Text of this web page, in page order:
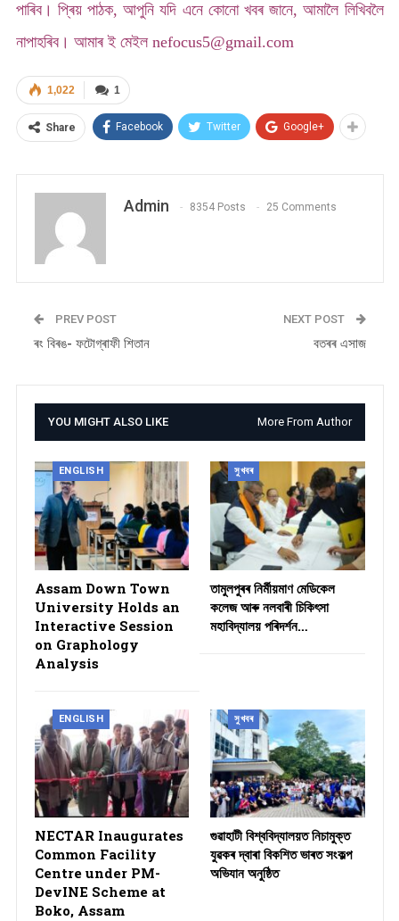
পাৰিব। প্ৰিয় পাঠক, আপুনি যদি এনে কোনো খবৰ জানে, আমালৈ লিখিবলৈ
নাপাহৰিব। আমাৰ ই মেইল nefocus5@gmail.com
1
1,022
Share Facebook Twitter Google+
Admin 8354 Posts 25 Comments
PREV POST
ৰং বিৰঙ- ফটোগ্ৰাফী শিতান
NEXT POST
বতৰৰ এসাজ
YOU MIGHT ALSO LIKE More From Author
ENGLISH
Assam Down Town
University Holds an
Interactive Session
on Graphology
Analysis
সুখবৰ
তামুলপুৰৰ নিৰ্মীয়মাণ মেডিকেল
কলেজ আৰু নলবাৰী চিকিৎসা
মহাবিদ্যালয় পৰিদৰ্শন…
ENGLISH
NECTAR Inaugurates
Common Facility
Centre under PM-
DevINE Scheme at
Boko, Assam
সুখবৰ
গুৱাহাটী বিশ্ববিদ্যালয়ত নিচামুক্ত
যুৱকৰ দ্বাৰা বিকশিত ভাৰত সংকল্প
অভিযান অনুষ্ঠিত